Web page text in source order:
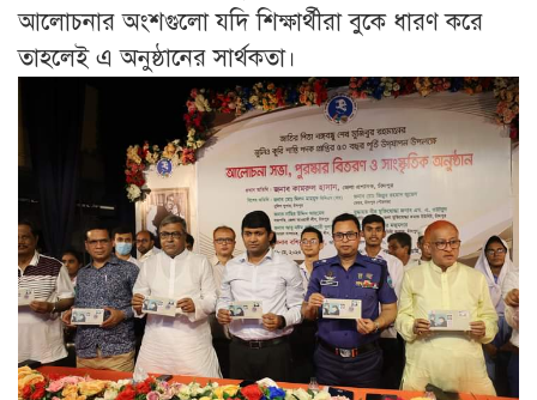
আলোচনার অংশগুলো যদি শিক্ষার্থীরা বুকে ধারণ করে
তাহলেই এ অনুষ্ঠানের সার্থকতা।